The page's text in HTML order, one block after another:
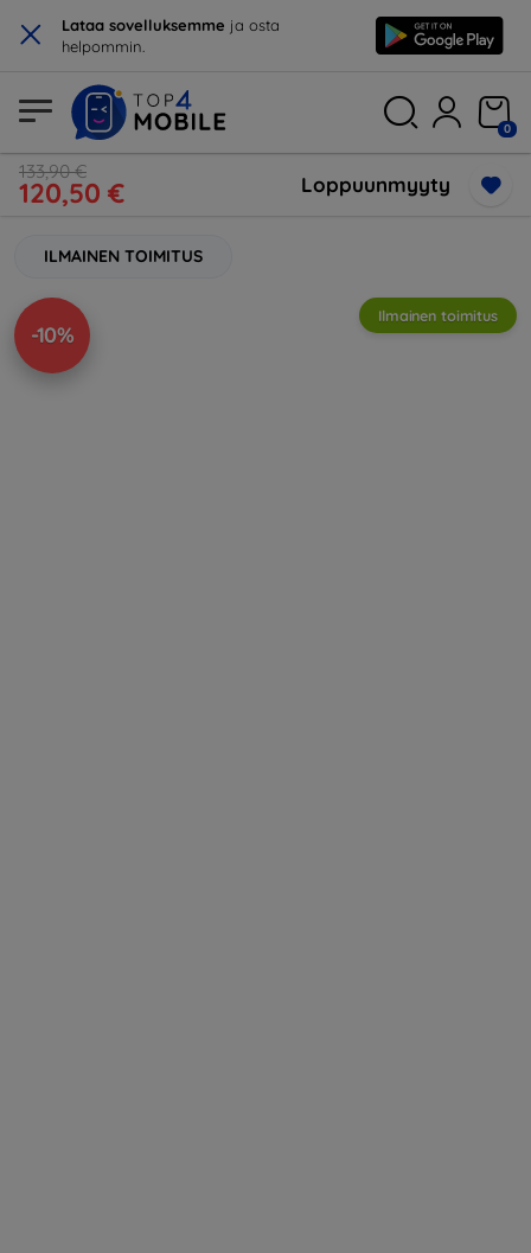
× Lataa sovelluksemme ja osta
helpommin.
0
133,90 €
120,50 € Loppuunmyyty
ILMAINEN TOIMITUS
-10%
Ilmainen toimitus